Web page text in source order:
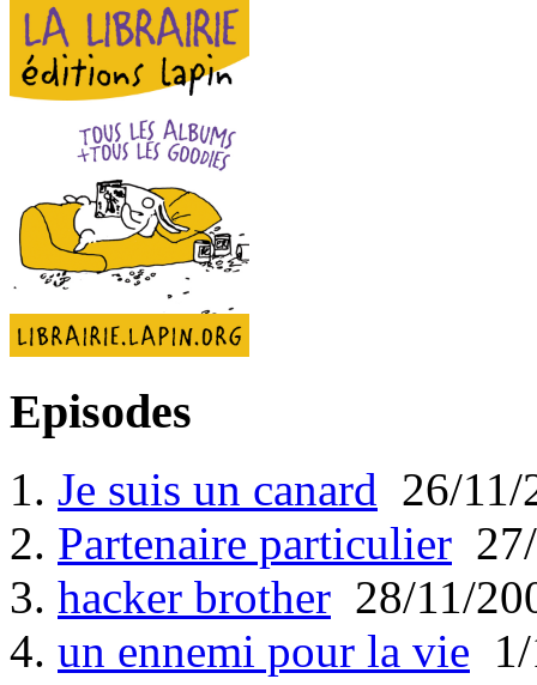
Episodes
1. Je suis un canard 26/11/
2. Partenaire particulier
3. hacker brother 28/11/
4. un ennemi pour la vie